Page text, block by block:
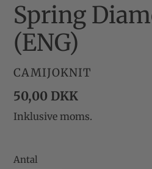
Spring
(ENG)
FORHANDLER
CAMIJOKNIT
Normalpris
50,00 DKK
Inklusive moms.
Antal